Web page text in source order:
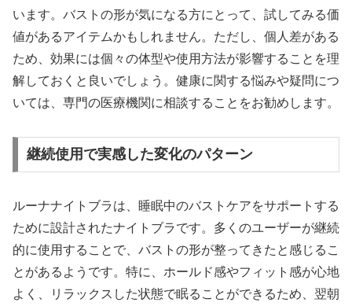
います。バストの形が気になる方にとって、試してみる価
値があるアイテムかもしれません。ただし、個人差がある
ため、効果には個々の体型や使用方法が影響することを理
解しておくと良いでしょう。健康に関する悩みや疑問につ
いては、専門の医療機関に相談することをお勧めします。
継続使用で実感した変化のパターン
ルーナナイトブラは、睡眠中のバストケアをサポートする
ために設計されたナイトブラです。多くのユーザーが継続
的に使用することで、バストの形が整ってきたと感じるこ
とがあるようです。特に、ホールド感やフィット感が心地
よく、リラックスした状態で眠ることができるため、翌朝